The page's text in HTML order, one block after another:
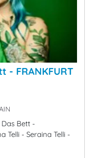
- FRANKFURT
Bett -
Telli - Seraina Telli -